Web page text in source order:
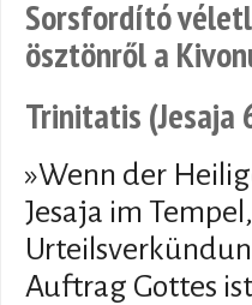
Sorsfordító
ösztönről a
Trinitatis (Jesaja
»Wenn der
Jesaja im
Auftrag Gottes